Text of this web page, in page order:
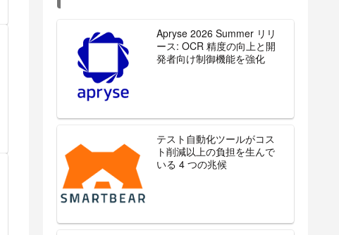
Apryse 2026 Summer リリ
ース: OCR 精度の向上と開
発者向け制御機能を強化
テスト自動化ツールがコス
ト削減以上の負担を生んで
いる 4 つの兆候